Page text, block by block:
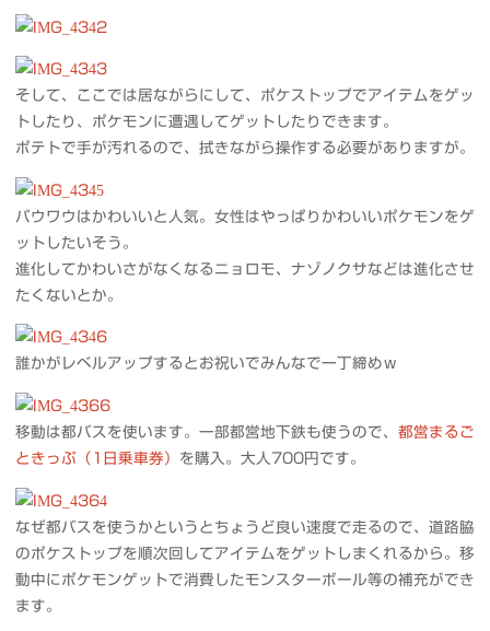
そして、ここでは居ながらにして、ポケストップでアイテムをゲッ
トしたり、ポケモンに遭遇してゲットしたりできます。
ポテトで手が汚れるので、拭きながら操作する必要がありますが。
パウワウはかわいいと人気。女性はやっぱりかわいいポケモンをゲ
ットしたいそう。
進化してかわいさがなくなるニョロモ、ナゾノクサなどは進化させ
たくないとか。
誰かがレベルアップするとお祝いでみんなで一丁締めｗ
移動は都バスを使います。一部都営地下鉄も使うので、 都営まるご
ときっぷ（1日乗車券）
を購入。大人700円です。
なぜ都バスを使うかというとちょうど良い速度で走るので、道路脇
のポケストップを順次回してアイテムをゲットしまくれるから。移
動中にポケモンゲットで消費したモンスターボール等の補充ができ
ます。